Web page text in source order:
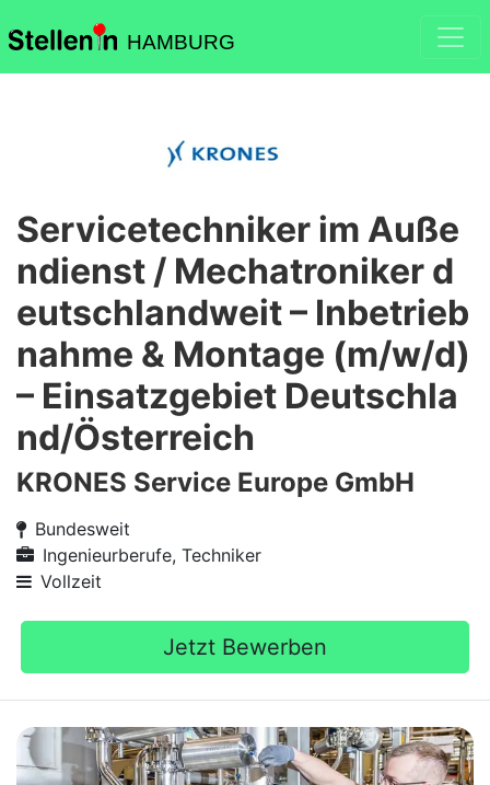
HAMBURG
Servicetechniker im Auße
ndienst / Mechatroniker d
eutschlandweit – Inbetrieb
nahme & Montage (m/w/d)
– Einsatzgebiet Deutschla
nd/Österreich
KRONES Service Europe GmbH
Bundesweit
Ingenieurberufe, Techniker
Vollzeit
Jetzt Bewerben